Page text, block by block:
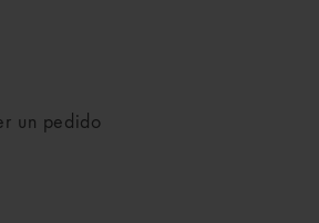
un pedido